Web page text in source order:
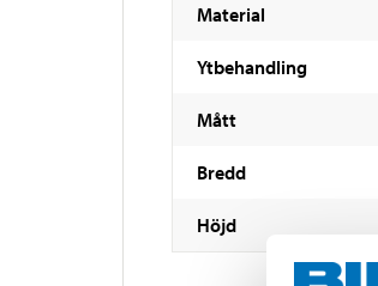
Material
Ytbehandling
Mått
Bredd
Höjd